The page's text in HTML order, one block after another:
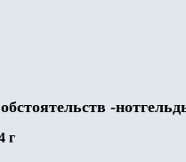
-
г